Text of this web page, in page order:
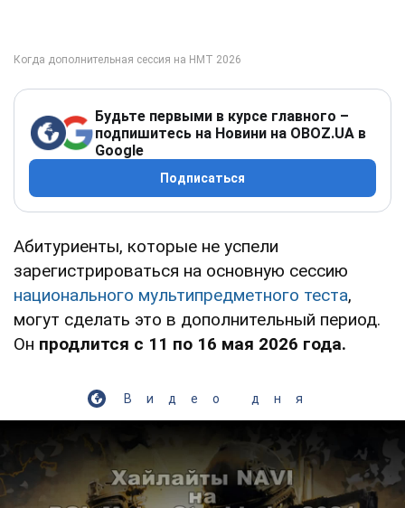
Будьте первыми в курсе главного –
подпишитесь на Новини на OBOZ.UA в
Google
Подписаться
Абитуриенты, которые не успели
зарегистрироваться на основную сессию
национального мультипредметного теста,
могут сделать это в дополнительный период.
Он продлится с 11 по 16 мая 2026 года.
Видео дня